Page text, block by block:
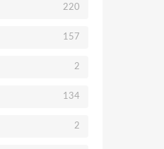
220
157
2
134
2